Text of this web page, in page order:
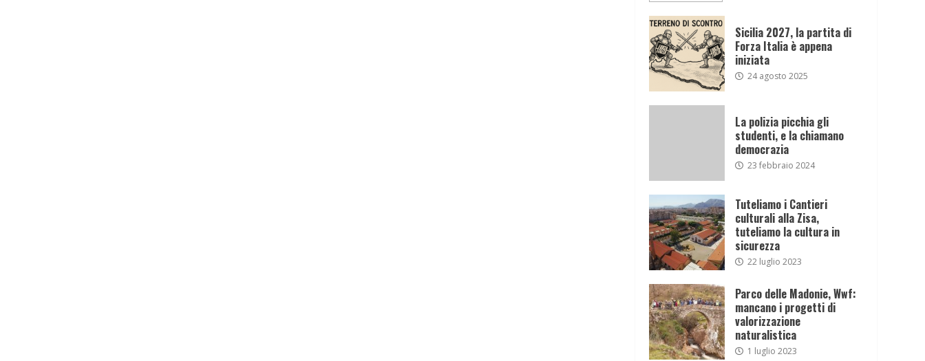
Sicilia 2027, la partita di
Forza Italia è appena
iniziata
24 agosto 2025
La polizia picchia gli
studenti, e la chiamano
democrazia
23 febbraio 2024
Tuteliamo i Cantieri
culturali alla Zisa,
tuteliamo la cultura in
sicurezza
22 luglio 2023
Parco delle Madonie, Wwf:
mancano i progetti di
valorizzazione
naturalistica
1 luglio 2023